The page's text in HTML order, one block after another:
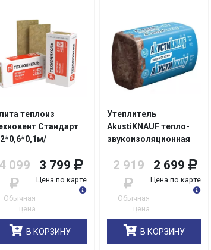
теплоиз
Стандарт
4 099
Обычная
цена
3 799
Цена по карте
В КОРЗИНУ
Утеплитель
AkustiKNAUF тепло-
звукоизоляционная
50*610*1230мм/
уп16шт/36 1 уп-0,6м3
2 919
Обычная
цена
2 699
Цена по карте
В КОРЗИНУ